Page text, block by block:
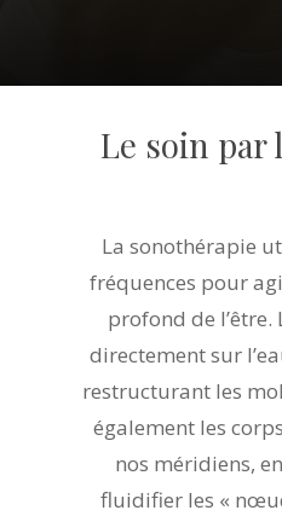
Le soin par
La sonothérapie
fréquences pour
profond de
directement sur
restructurant les
également les
nos méridiens,
fluidifier les «